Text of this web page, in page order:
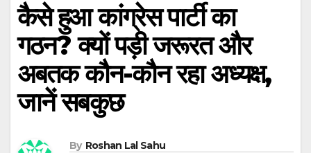
कैसे हुआ कांग्रेस पार्टी का
गठन? क्यों पड़ी जरूरत और
अबतक कौन-कौन रहा अध्यक्ष,
जानें सबकुछ
By Roshan Lal Sahu